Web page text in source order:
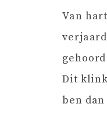
Van
Dit
ben